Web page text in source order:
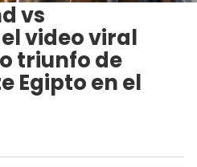
vs
video viral
triunfo de
Egipto en el